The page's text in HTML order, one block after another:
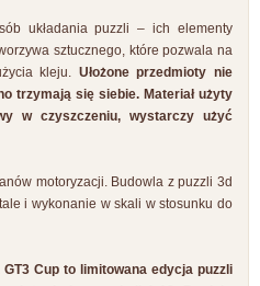
układania puzzli – ich elementy
sztucznego, które pozwala na
kleju. Ułożone przedmioty nie
trzymają się siebie. Materiał użyty
w czyszczeniu, wystarczy użyć
motoryzacji. Budowla z puzzli 3d
i wykonanie w skali w stosunku do
Cup to limitowana edycja puzzli